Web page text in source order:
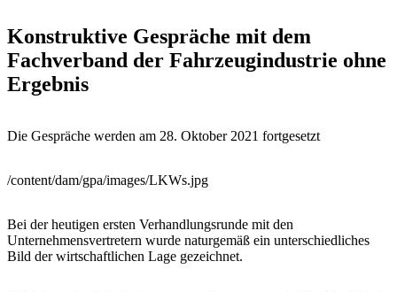
Konstruktive Gespräche mit dem
Fachverband der Fahrzeugindustrie ohne
Ergebnis
Die Gespräche werden am 28. Oktober 2021 fortgesetzt
/content/dam/gpa/images/LKWs.jpg
Bei der heutigen ersten Verhandlungsrunde mit den
Unternehmensvertretern wurde naturgemäß ein unterschiedliches
Bild der wirtschaftlichen Lage gezeichnet.